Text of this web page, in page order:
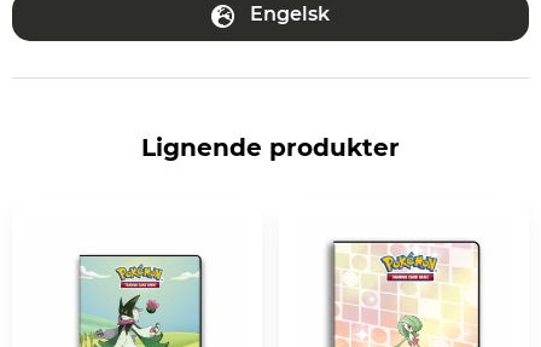
Engelsk
Lignende produkter